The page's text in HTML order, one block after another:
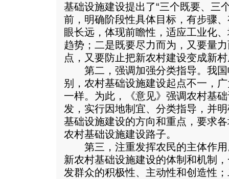
基础设施建设提出了“三个既要、三
前，明确阶段性具体目标，有步骤
眼长远，体现前瞻性，适应工业化
趋势；二是既要尽力而为，又要量
点，又要防止把新农村建设变成新
第二，强调加强分类指导。我国
别，农村基础设施建设起点不一，
一样。为此，《意见》强调农村基
发，实行因地制宜、分类指导，并
基础设施建设的方向和重点，要求
农村基础设施建设路子。
第三，注重发挥农民的主体作用
新农村基础设施建设的体制和机制
发群众的积极性、主动性和创造性